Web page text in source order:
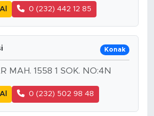
0 (232) 442 12 85
Konak
MAH. 1558 1 SOK. NO:4N
0 (232) 502 98 48